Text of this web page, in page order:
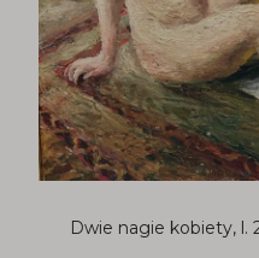
Dwie nagie kobiety, l.